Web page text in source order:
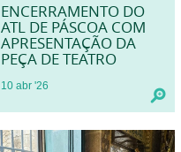
ENCERRAMENTO DO
ATL DE PÁSCOA COM
APRESENTAÇÃO DA
PEÇA DE TEATRO
10 abr '26